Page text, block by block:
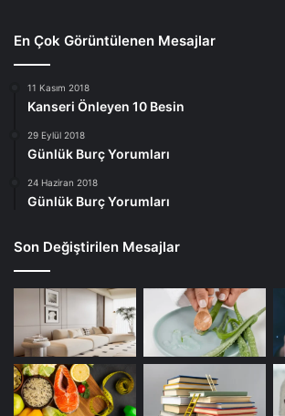
En Çok Görüntülenen Mesajlar
11 Kasım 2018
Kanseri Önleyen 10 Besin
29 Eylül 2018
Günlük Burç Yorumları
24 Haziran 2018
Günlük Burç Yorumları
Son Değiştirilen Mesajlar